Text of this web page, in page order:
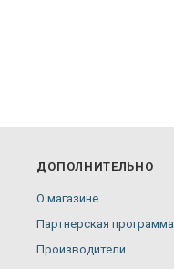
ДОПОЛНИТЕЛЬНО
О магазине
Партнерская программа
Производители